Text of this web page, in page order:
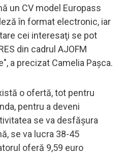
un CV model Europass
în format electronic, iar
cei interesaţi se pot
din cadrul AJOFM
a precizat Camelia Paşca.
o ofertă, tot pentru
pentru a deveni
se va desfăşura
se va lucra 38-45
oferă 9,59 euro